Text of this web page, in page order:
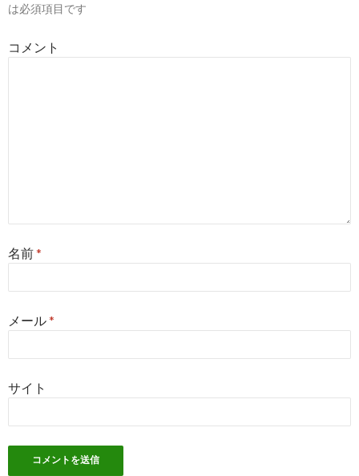
ョ
は必須項目です
コメント
名前*
メール*
サイト